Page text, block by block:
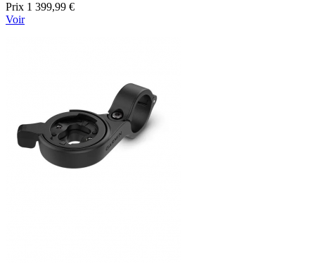
Prix 1 399,99 €
Voir